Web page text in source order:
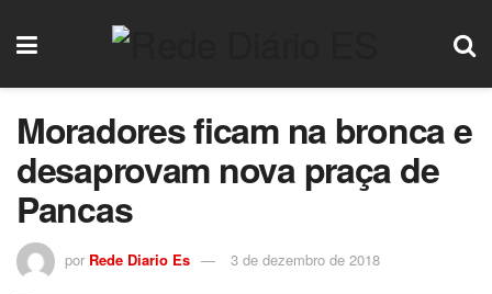
Moradores ficam na bronca e
desaprovam nova praça de
Pancas
por Rede Diario Es 3 de dezembro de 2018